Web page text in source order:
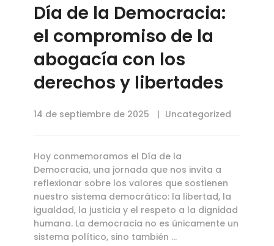
Día de la Democracia:
el compromiso de la
abogacía con los
derechos y libertades
14 de septiembre de 2025 Uncategorized
Hoy conmemoramos el Día de la
Democracia, una jornada que nos invita a
reflexionar sobre los valores que sostienen
nuestro sistema democrático: la libertad, la
igualdad, la justicia y el respeto a la dignidad
humana. La democracia no es únicamente un
sistema político, sino también …